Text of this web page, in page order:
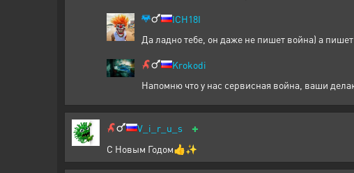
ICH18I
Да ладно тебе, он даже не пишет война) а
Krokodi
Напомню что у нас сервисная война, ваши
V_i_r_u_s +
С Новым Годом👍✨